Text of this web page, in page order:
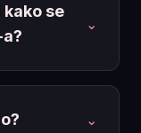
se
⌄
⌄